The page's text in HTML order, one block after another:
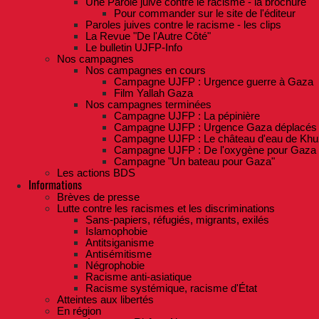
Pour commander sur le site de l'éditeur
Paroles juives contre le racisme - les clips
La Revue "De l'Autre Côté"
Le bulletin UJFP-Info
Nos campagnes
Nos campagnes en cours
Campagne UJFP : Urgence guerre à Gaza
Film Yallah Gaza
Nos campagnes terminées
Campagne UJFP : La pépinière
Campagne UJFP : Urgence Gaza déplacés
Campagne UJFP : Le château d'eau de
Campagne UJFP : De l'oxygène pour Gaza
Campagne "Un bateau pour Gaza"
Les actions BDS
Informations
Brèves de presse
Lutte contre les racismes et les discriminations
Sans-papiers, réfugiés, migrants, exilés
Islamophobie
Antitsiganisme
Antisémitisme
Négrophobie
Racisme anti-asiatique
Racisme systémique, racisme d'État
Atteintes aux libertés
En région